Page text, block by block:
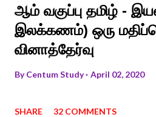
ஆம் வகுப்பு தமிழ் -
இலக்கணம்) ஒரு
வினாத்தேர்வு
ByCentum Study April 02, 2020
SHARE 32 COMMENTS